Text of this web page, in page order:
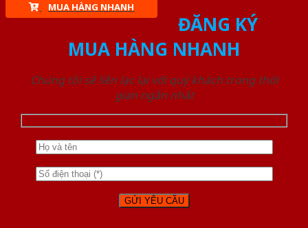
MUA HÀNG NHANH
ĐĂNG KÝ
MUA HÀNG NHANH
Chúng tôi sẽ liên lạc lại với quý khách trong thời
gian ngắn nhất